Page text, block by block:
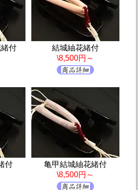
付
結城紬花緒付
\8,500円～
付
亀甲結城紬花緒付
\8,500円～